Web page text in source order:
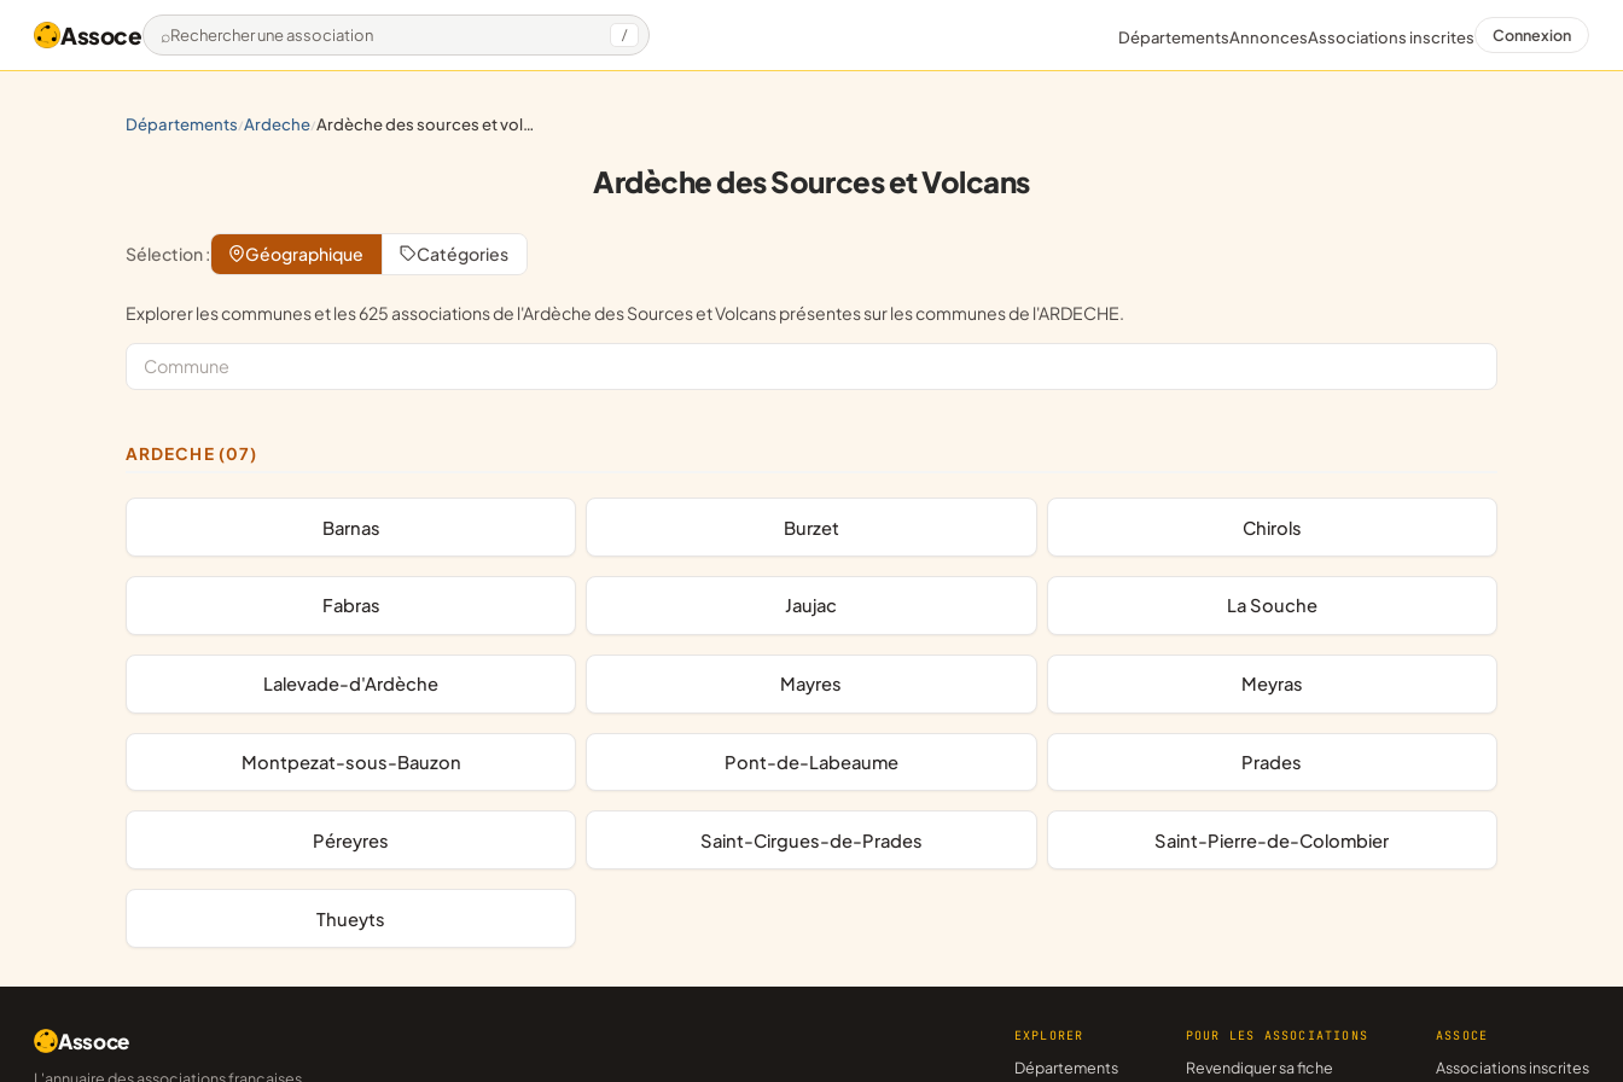
Assoce Rechercher une association / DépartementsAnnoncesAssociations inscrites Connexion
départements/ ardeche/ ardèche des sources et volcans
Ardèche des Sources et Volcans
Sélection : Géographique Catégories
Explorer les communes et les 625 associations de l'Ardèche des Sources et Volcans présentes sur les communes de l'ARDECHE.
ARDECHE (07)
Barnas Burzet Chirols
Fabras Jaujac La Souche
Lalevade-d'Ardèche Mayres Meyras
Montpezat-sous-Bauzon Pont-de-Labeaume Prades
Péreyres Saint-Cirgues-de-Prades Saint-Pierre-de-Colombier
Thueyts
Assoce EXPLORER
Départements
POUR LES ASSOCIATIONS
Revendiquer sa fiche
ASSOCE
Associations inscrites